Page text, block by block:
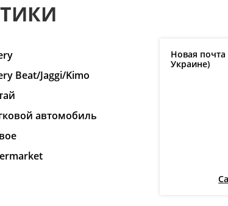
Beat/Jaggi/Kimo
автомобиль
Новая почта
Украине)